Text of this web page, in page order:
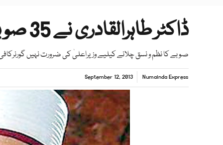
ڈاکٹر طاہرالقادری نے 35 صوبے بنانے کی تجویز دیدی
صوبے کا نظم و نسق چلانے کیلیے وزیراعلیٰ کی ضرورت نہیں
Numainda Express
September 12, 2013